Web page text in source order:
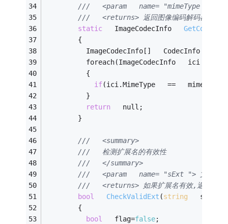
///   <param   name= "mimeType "> 包含
///   <returns> 返回图像编码解码器的所
static
   ImageCodecInfo
        {
ImageCodecInfo[]   CodecInfo   =
foreach(ImageCodecInfo   ici   in
          {
if(ici.MimeType   ==   mimeType)
          }
return
   null;
        }
///   <summary>
///   检测扩展名的有效性
///   </summary>
///   <param   name= "sExt "> 文件名
///   <returns> 如果扩展名有效,返回
bool
CheckValidExt (string
   sExt)
        {
bool
   flag=
false;